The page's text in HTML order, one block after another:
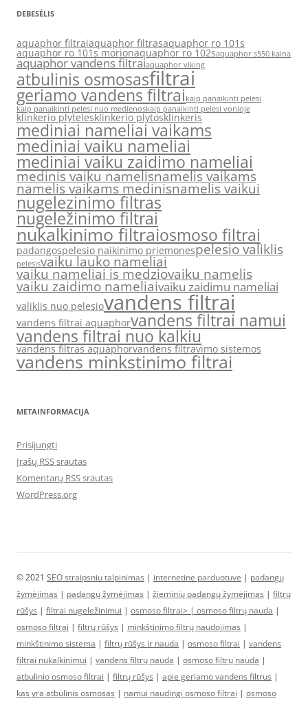
DEBESĖLIS
aquaphor filtraiaquaphor filtrasaquaphor ro 101s
aquaphor ro 101s morionaquaphor ro 102saquaphor s550 kaina
aquaphor vandens filtraiaquaphor viking
atbulinis osmosasfiltrai
geriamo vandens filtraikaip panaikinti pelesi
kaip panaikinti pelesi nuo medienoskaip panaikinti pelesi vonioje
klinkerio plytelesklinkerio plytosklinkeris
mediniai nameliai vaikams
mediniai vaiku nameliai
mediniai vaiku zaidimo nameliai
medinis vaiku namelisnamelis vaikams
namelis vaikams medinisnamelis vaikui
nugelezinimo filtras
nugeležinimo filtrai
nukalkinimo filtraiosmoso filtrai
padangospelesio naikinimo priemonespelesio valiklis
pelesisvaiku lauko nameliai
vaiku nameliai is medziovaiku namelis
vaiku zaidimo nameliaivaiku zaidimu nameliai
valiklis nuo pelesiovandens filtrai
vandens filtrai aquaphorvandens filtrai namui
vandens filtrai nuo kalkiu
vandens filtras aquaphorvandens filtravimo sistemos
vandens minkstinimo filtrai
METAINFORMACIJA
Prisijungti
Įrašų RSS srautas
Komentarų RSS srautas
WordPress.org
© 2021 SEO straipsniu talpinimas | internetine parduotuve | padangų
žymėjimas | padangų žymėjimas | žieminių padangų žymėjimas | filtrų
rūšys | filtrai nugeležinimui | osmoso filtrai> | osmoso filtrų nauda |
osmoso filtrai | filtrų rūšys | minkštinimo filtrų naudojimas |
minkštinimo sistema | filtrų rūšys ir nauda | osmoso filtrai | vandens
filtrai nukalkinimui | vandens filtrų nauda | osmoso filtrų nauda |
atbulinio osmoso filtrai | filtrų rūšys | apie geriamo vandens filtrus |
kas yra atbulinis osmosas | namui naudingi osmoso filtrai | osmoso